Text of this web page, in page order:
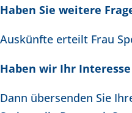
Haben Sie weitere
Auskünfte erteilt Frau
Haben wir Ihr
Dann übersenden Sie